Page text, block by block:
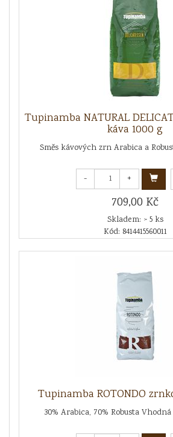
Tupinamba NATURAL
káva 1000 g
Směs kávových zrn Arabica a
- +
709,00 Kč
Skladem: > 5 ks
Kód: 8414415560011
Tupinamba ROTONDO
30% Arabica, 70% Robusta Vhodná